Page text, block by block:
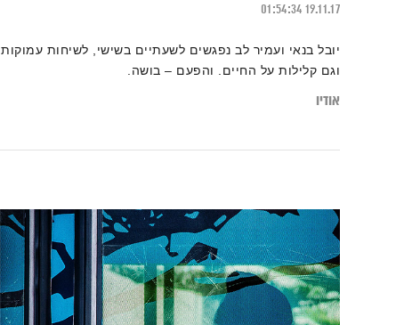
19.11.17
01:54:34
יובל בנאי ועמיר לב נפגשים לשעתיים בשישי, לשיחות עמוקות
וגם קלילות על החיים. והפעם – בושה.
אודיו